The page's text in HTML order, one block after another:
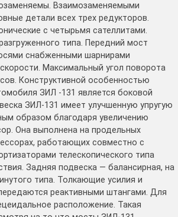
Взаимозаменяемыми
детали всех трех редукторов.
с четырьмя сателлитами.
типа. Передний мост
снабженными шарнирами
Максимальный угол поворота
Конструктивной особенностью
ЗИЛ -131 является боковой
ЗИЛ-131 имеет улучшенную упругую
образом благодаря увеличению
Она выполнена на продельных
работающих совместно с
телескопического типа
Задняя подвеска — балансирная, на
типа. Толкающие усилия и
реактивными штангами. Для
расположение. Такая